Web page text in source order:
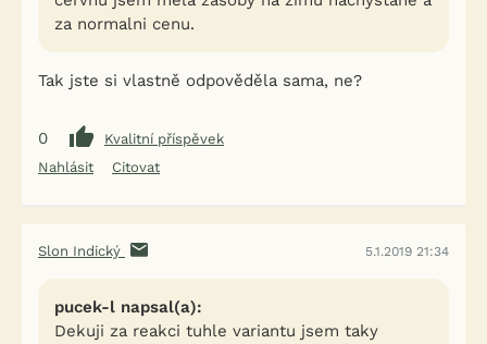
za normalni cenu.
Tak jste si vlastně odpověděla sama, ne?
0
Kvalitní příspěvek
Nahlásit
Citovat
Slon Indický 5.1.2019 21:34
pucek-l napsal(a):
Dekuji za reakci tuhle variantu jsem taky